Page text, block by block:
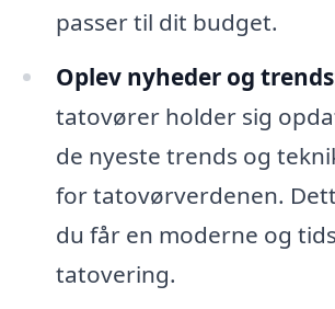
passer til dit budget.
Oplev nyheder og
tatovører holder sig
de nyeste trends og
for tatovørverdenen.
du får en moderne og
tatovering.